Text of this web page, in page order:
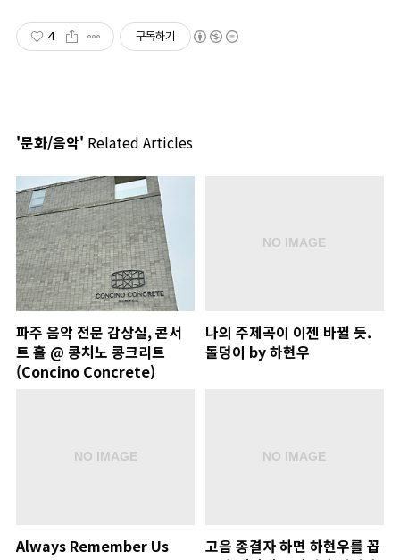
4 구독하기
'문화/음악' Related Articles
파주 음악 전문 감상실, 콘서
트 홀 @ 콩치노 콩크리트
(Concino Concrete)
나의 주제곡이 이젠 바뀔 듯.
돌덩이 by 하현우
Always Remember Us
고음 종결자 하면 하현우를 꼽